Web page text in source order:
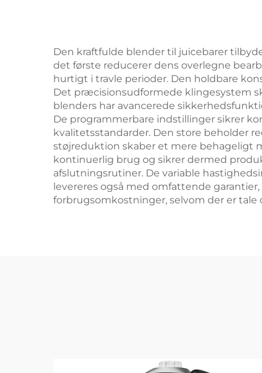
Den kraftfulde blender til juicebarer
det første reducerer dens overlegne
hurtigt i travle perioder. Den holdbare
Det præcisionsudformede klingesystem
blenders har avancerede
De programmerbare indstillinger sikrer
kvalitetsstandarder. Den store beholder
støjreduktion skaber et mere behageligt
kontinuerlig brug og sikrer dermed
afslutningsrutiner. De variable
levereres også med omfattende
forbrugsomkostninger, selvom der er tale